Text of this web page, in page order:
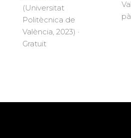
(Universitat
Politècnica de
València, 2023) ·
Gratuït